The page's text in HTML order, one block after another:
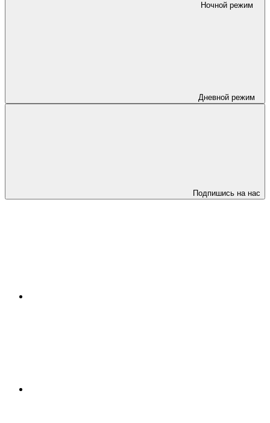
Ночной режим
Дневной режим
Подпишись на нас